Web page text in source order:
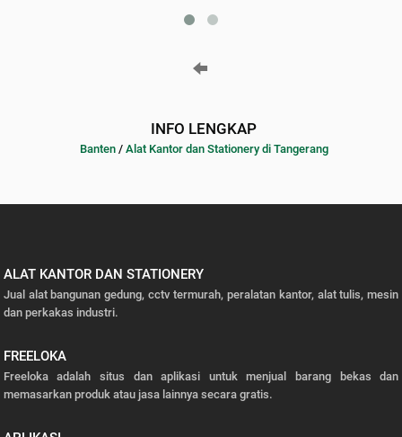
INFO LENGKAP
Banten/ Alat Kantor dan Stationery di Tangerang
ALAT KANTOR DAN STATIONERY
Jual alat bangunan gedung, cctv termurah, peralatan kantor, alat tulis, mesin
dan perkakas industri.
FREELOKA
Freeloka adalah situs dan aplikasi untuk menjual barang bekas dan
memasarkan produk atau jasa lainnya secara gratis.